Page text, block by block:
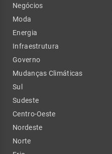
Negócios
Moda
Energia
Infraestrutura
Governo
Mudanças Climáticas
Sul
Sudeste
Centro-Oeste
Nordeste
Norte